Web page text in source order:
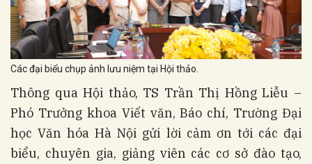
Các đại biểu chụp ảnh lưu niệm tại Hội thảo.
Thông qua Hội thảo, TS Trần Thị Hồng Liễu –
Phó Trưởng khoa Viết văn, Báo chí, Trường Đại
học Văn hóa Hà Nội gửi lời cảm ơn tới các đại
biểu, chuyên gia, giảng viên các cơ sở đào tạo,